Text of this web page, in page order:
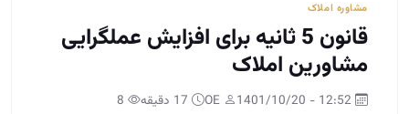
مشاوره املاک
قانون 5 ثانیه برای افزایش عملگرایی
مشاورین املاک